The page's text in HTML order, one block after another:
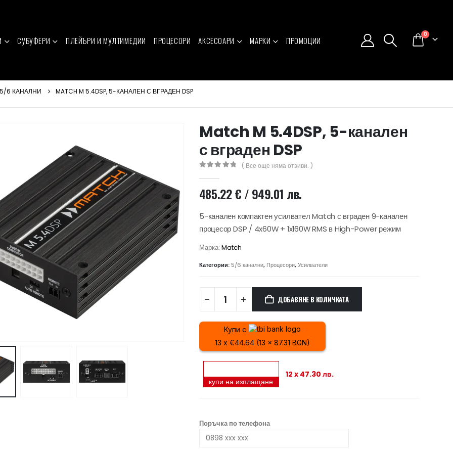
СУБУФЕРИ ПЛЕЙЪРИ И МУЛТИМЕДИИ ПРОЦЕСОРИ АКСЕСОАРИ МАРКИ ПРОМОЦИИ
0
5/6 КАНАЛНИ MATCH M 5.4DSP, 5-КАНАЛЕН С ВГРАДЕН DSP
Match M 5.4DSP, 5-канален
с вграден DSP
( Все още няма отзиви. )
485.22€/ 949.01 лв.
5-канален компактен усилвател Match с вграден 9-канален
процесор DSP / 4x60W + 1x160W RMS в High-Power режим
Марка: Match
Категории: 5/6 канални, Процесори,Усилватели
ДОБАВЯНЕ В КОЛИЧКАТА
Купи с
13 x €44.64 (13 x 87.31 BGN)
купи на изплащане
12 x 47.30 лв.
Поръчка по телефона